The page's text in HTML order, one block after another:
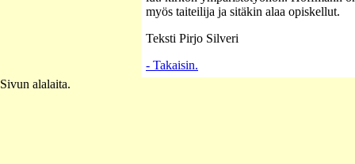
myös taiteilija ja sitäkin alaa opiskellut.
Teksti Pirjo Silveri
- Takaisin.